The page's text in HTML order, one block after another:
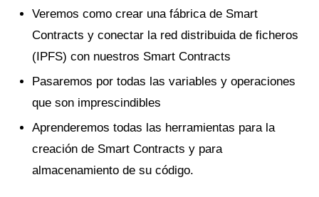
Veremos como crear una fábrica de Smart
Contracts y conectar la red distribuida de ficheros
(IPFS) con nuestros Smart Contracts
Pasaremos por todas las variables y operaciones
que son imprescindibles
Aprenderemos todas las herramientas para la
creación de Smart Contracts y para
almacenamiento de su código.